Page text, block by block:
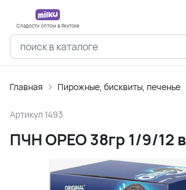
Сладости оптом в Якутске
Главная Пирожные, бисквиты, печенье
Артикул 1493
ПЧН ОРЕО 38гр 1/9/12